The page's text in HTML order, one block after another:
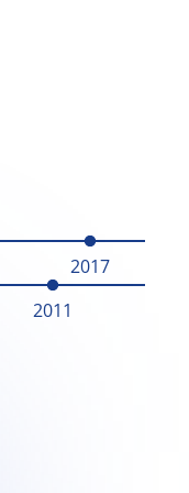
2017
2011